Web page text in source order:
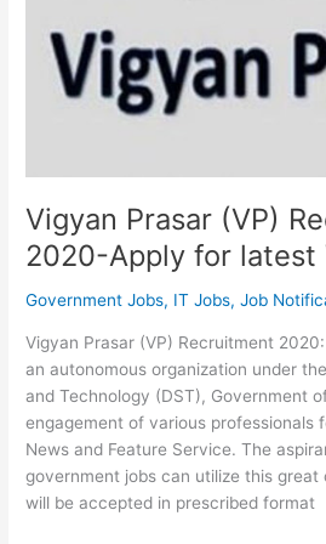
Vigyan Prasar (VP)
2020-Apply for latest
Government Jobs, IT Jobs,Job
Vigyan Prasar (VP) Recruitment
an autonomous organization under
and Technology (DST), Government
engagement of various professionals
News and Feature Service. The
government jobs can utilize this great
will be accepted in prescribed format